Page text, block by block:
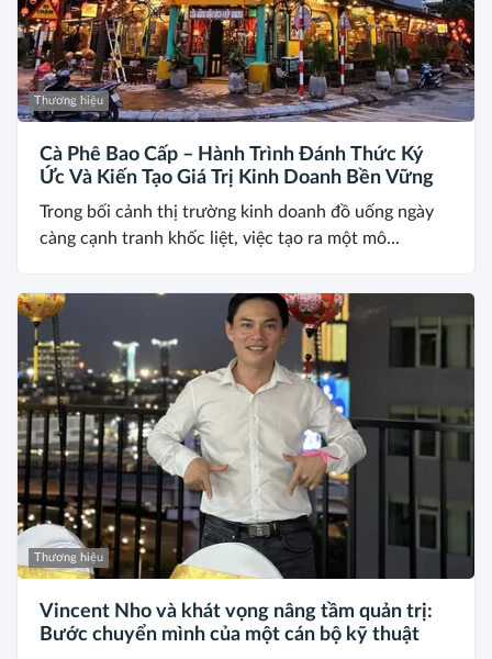
Thương hiệu
Cà Phê Bao Cấp – Hành Trình Đánh Thức Ký
Ức Và Kiến Tạo Giá Trị Kinh Doanh Bền Vững
Trong bối cảnh thị trường kinh doanh đồ uống ngày
càng cạnh tranh khốc liệt, việc tạo ra một mô...
Thương hiệu
Vincent Nho và khát vọng nâng tầm quản trị:
Bước chuyển mình của một cán bộ kỹ thuật